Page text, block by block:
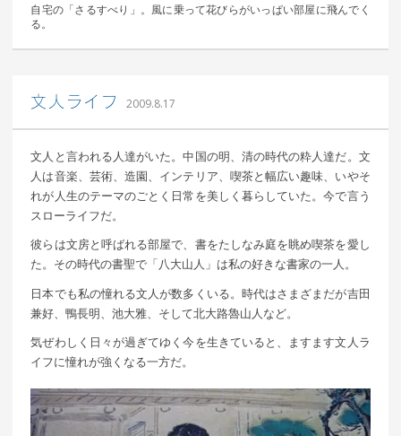
自宅の「さるすべり」。風に乗って花びらがいっぱい部屋に飛んでく
る。
文人ライフ 2009.8.17
文人と言われる人達がいた。中国の明、清の時代の粋人達だ。文
人は音楽、芸術、造園、インテリア、喫茶と幅広い趣味、いやそ
れが人生のテーマのごとく日常を美しく暮らしていた。今で言う
スローライフだ。
彼らは文房と呼ばれる部屋で、書をたしなみ庭を眺め喫茶を愛し
た。その時代の書聖で「八大山人」は私の好きな書家の一人。
日本でも私の憧れる文人が数多くいる。時代はさまざまだが吉田
兼好、鴨長明、池大雅、そして北大路魯山人など。
気ぜわしく日々が過ぎてゆく今を生きていると、ますます文人ラ
イフに憧れが強くなる一方だ。